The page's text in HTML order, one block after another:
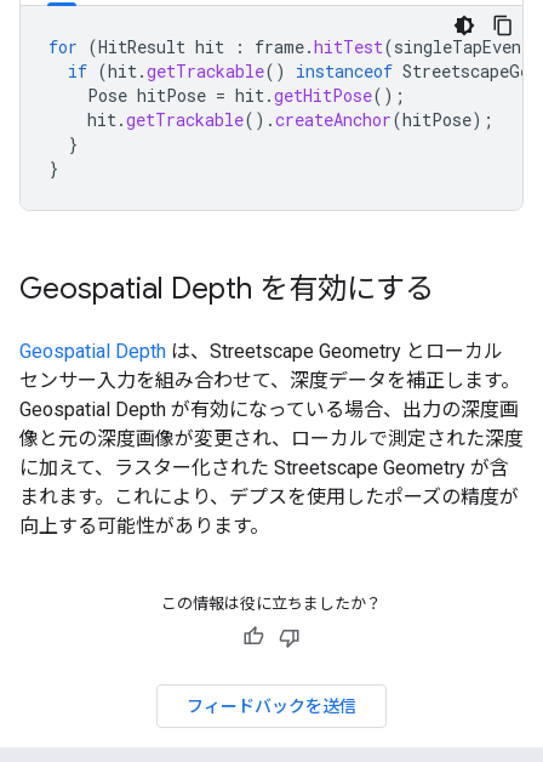
for (HitResult hit : frame.hitTest(singleTapEvent
if (hit .getTrackable() instanceof
Pose hitPose = hit .getHitPose();
hit .getTrackable().createAnchor(hitPose);
}
}
Geospatial Depth を有効にする
Geospatial Depth は、Streetscape Geometry とローカル
センサー入力を組み合わせて、深度データを補正します。
Geospatial Depth が有効になっている場合、出力の深度画
像と元の深度画像が変更され、ローカルで測定された深度
に加えて、ラスター化された Streetscape Geometry が含
まれます。これにより、デプスを使用したポーズの精度が
向上する可能性があります。
この情報は役に立ちましたか？
フィードバックを送信